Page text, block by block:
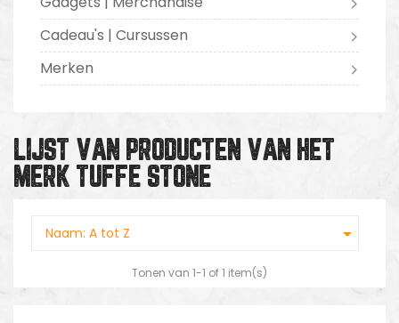
Cadeau's | Cursussen
Merken
LIJST VAN PRODUCTEN VAN HET
MERK TUFFE STONE
Naam: A tot Z 
Tonen van 1-1 of 1 item(s)